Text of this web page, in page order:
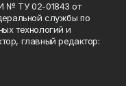
№ ТУ 02-01843 от
службы по
технологий и
главный редактор: